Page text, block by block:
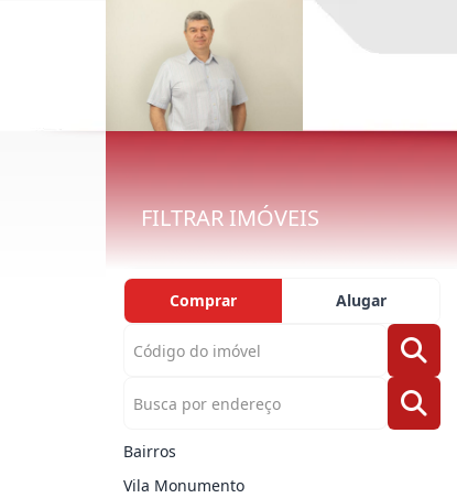
FILTRAR IMÓVEIS
Comprar Alugar
Bairros
Vila Monumento